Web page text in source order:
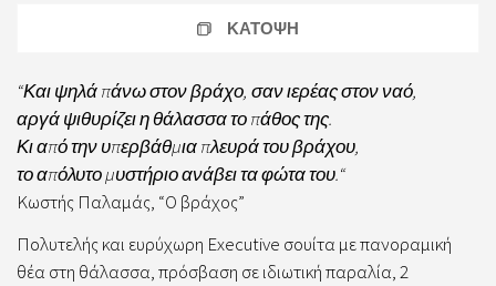
ΚΑΤΟΨΗ
“Και ψηλά πάνω στον βράχο, σαν ιερέας στον ναό,
αργά ψιθυρίζει η θάλασσα το πάθος της.
Κι από την υπερβάθμια πλευρά του βράχου,
το απόλυτο μυστήριο ανάβει τα φώτα του.“
Κωστής Παλαμάς, “Ο βράχος”
Πολυτελής και ευρύχωρη Executive σουίτα με πανοραμική
θέα στη θάλασσα, πρόσβαση σε ιδιωτική παραλία, 2